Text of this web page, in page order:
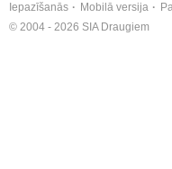
Iepazīšanās Mobilā versija
© 2004 - 2026 SIA Draugiem